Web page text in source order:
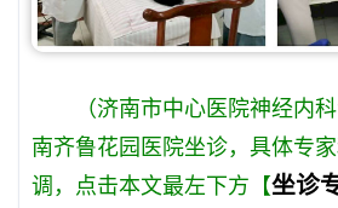
（济南市中心医院神经内
南齐鲁花园医院坐诊，具体专
调，点击本文最左下方【坐诊